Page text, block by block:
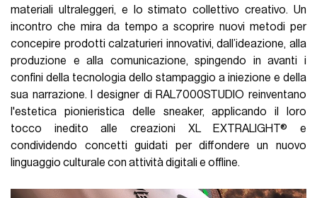
materiali ultraleggeri, e lo stimato collettivo creativo. Un
incontro che mira da tempo a scoprire nuovi metodi per
concepire prodotti calzaturieri innovativi, dall’ideazione, alla
produzione e alla comunicazione, spingendo in avanti i
confini della tecnologia dello stampaggio a iniezione e della
sua narrazione. I designer di RAL7000STUDIO reinventano
l'estetica pionieristica delle sneaker, applicando il loro
tocco inedito alle creazioni XL EXTRALIGHT® e
condividendo concetti guidati per diffondere un nuovo
linguaggio culturale con attività digitali e offline.